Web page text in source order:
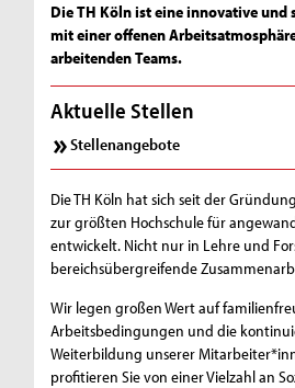
Die TH Köln ist eine innovative und
mit einer offenen
arbeitenden Teams.
Aktuelle Stellen
Stellenangebote
Die TH Köln hat sich seit der
zur größten Hochschule für
entwickelt. Nicht nur in Lehre und
bereichsübergreifende
Wir legen großen Wert auf
Arbeitsbedingungen und die
Weiterbildung unserer
profitieren Sie von einer Vielzahl an